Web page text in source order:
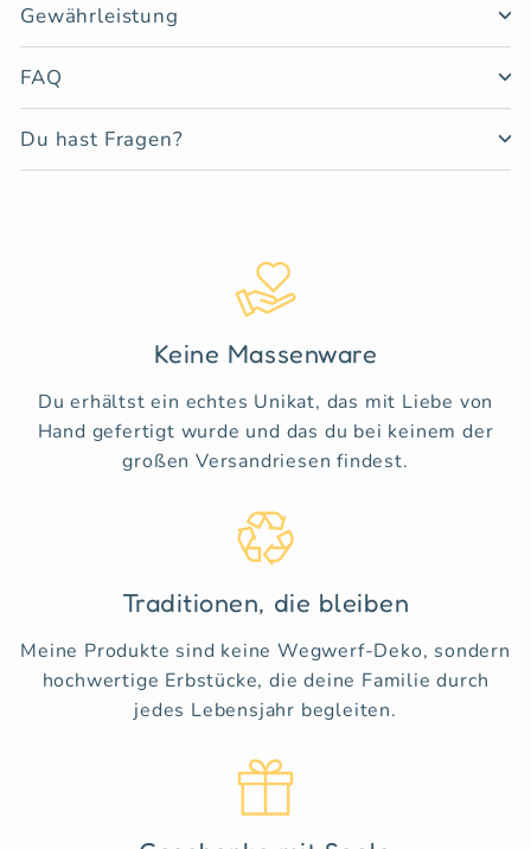
Gewährleistung
FAQ
Du hast Fragen?
Keine Massenware
Du erhältst ein echtes Unikat, das mit Liebe von
Hand gefertigt wurde und das du bei keinem der
großen Versandriesen findest.
Traditionen, die bleiben
Meine Produkte sind keine Wegwerf-Deko, sondern
hochwertige Erbstücke, die deine Familie durch
jedes Lebensjahr begleiten.